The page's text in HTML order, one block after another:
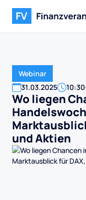
Webinar
31.03.2025 10:30
Wo liegen
und Aktien